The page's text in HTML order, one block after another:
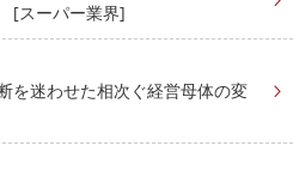
[スーパー業界]
を迷わせた相次ぐ経営母体の変